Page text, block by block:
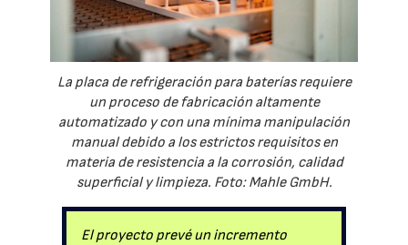
La placa de refrigeración para baterías requiere
un proceso de fabricación altamente
automatizado y con una mínima manipulación
manual debido a los estrictos requisitos en
materia de resistencia a la corrosión, calidad
superficial y limpieza. Foto: Mahle GmbH.
El proyecto prevé un incremento